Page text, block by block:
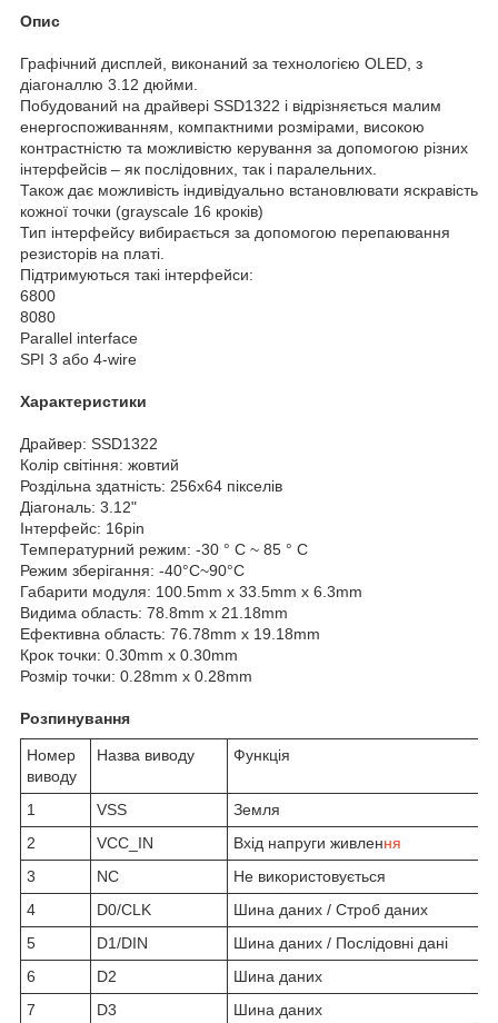
Опис
Графічний дисплей, виконаний за технологією OLED, з
діагоналлю 3.12 дюйми.
Побудований на драйвері SSD1322 і відрізняється малим
енергоспоживанням, компактними розмірами, високою
контрастністю та можливістю керування за допомогою різних
інтерфейсів – як послідовних, так і паралельних.
Також дає можливість індивідуально встановлювати яскравість
кожної точки (grayscale 16 кроків)
Тип інтерфейсу вибирається за допомогою перепаювання
резисторів на платі.
Підтримуються такі інтерфейси:
6800
8080
Parallel interface
SPI 3 або 4-wire
Характеристики
Драйвер: SSD1322
Колір світіння: жовтий
Роздільна здатність: 256х64 пікселів
Діагональ: 3.12"
Інтерфейс: 16pin
Температурний режим: -30 ° C ~ 85 ° C
Режим зберігання: -40°C~90°C
Габарити модуля: 100.5mm x 33.5mm x 6.3mm
Видима область: 78.8mm х 21.18mm
Ефективна область: 76.78mm x 19.18mm
Крок точки: 0.30mm x 0.30mm
Розмір точки: 0.28mm x 0.28mm
Розпинування
Номер
виводу
Назва виводу Функція
1 VSS
Земля
2
VCC_IN Вхід напруги живлення
3
NC
Не використовується
4
D0/CLK
Шина даних / Строб даних
5
D1/DIN
Шина даних / Послідовні дані
6
D2
Шина даних
7
D3
Шина даних